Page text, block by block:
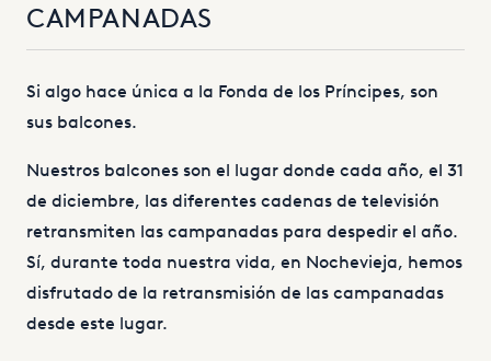
CAMPANADAS
Si algo hace única a la Fonda de los Príncipes, son
sus balcones.
Nuestros balcones son el lugar donde cada año, el 31
de diciembre, las diferentes cadenas de televisión
retransmiten las campanadas para despedir el año.
Sí, durante toda nuestra vida, en Nochevieja, hemos
disfrutado de la retransmisión de las campanadas
desde este lugar.